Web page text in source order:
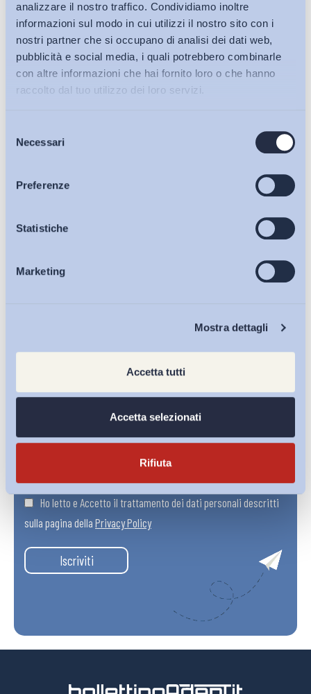
analizzare il nostro traffico. Condividiamo inoltre
informazioni sul modo in cui utilizzi il nostro sito con i
nostri partner che si occupano di analisi dei dati web,
pubblicità e social media, i quali potrebbero combinarle
con altre informazioni che hai fornito loro o che hanno
raccolto dal tuo utilizzo dei loro servizi.
delNecessari
Preferenze
Statistiche
Marketing
Mostra dettagli
Accetta tutti
Accetta selezionati
Rifiuta
Bollettini ADAPT
Articoli
Osservatori
Eventi
Condividi su:
Iscriviti alla Newsletter
Ho letto e Accetto il trattamento dei dati personali descritti
sulla pagina della Privacy Policy
Iscriviti